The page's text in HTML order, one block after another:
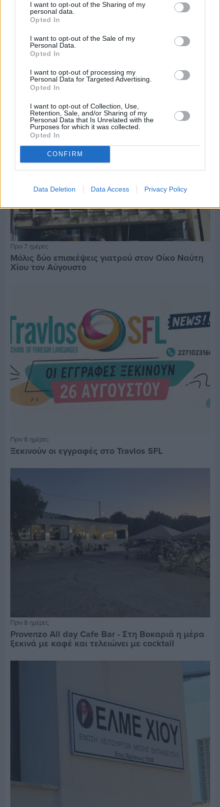
I want to opt-out of the Sharing of my
personal data.
Opted In
I want to opt-out of the Sale of my
Personal Data.
Opted In
I want to opt-out of processing my
Personal Data for Targeted Advertising.
Opted In
I want to opt-out of Collection, Use,
Retention, Sale, and/or Sharing of my
Personal Data that Is Unrelated with the
Purposes for which it was collected.
Opted In
CONFIRM
Data Deletion Data Access Privacy Policy
Πριν 6 ημέρες
των ανθρώπινων σχέσεων στην ψυχική υγεία
Πριν 7 ημέρες
Μόλις δύο επισκέψεις γιατρού στον Οίκο Ναύτη
Χίου τον Αύγουστο
Πριν 8 ημέρες
Ξεκινούν οι εγγραφές στο Travlos SFL
Πριν 8 ημέρες
Provenzo All day Cafe Bar - Στη Βοκαριά η μέρα
ξεκινά με καφέ και τελειώνει με cocktail